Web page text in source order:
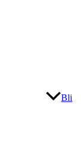
Bli